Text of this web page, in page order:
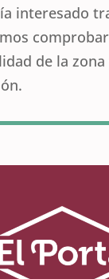
interesado
comprobar
de la